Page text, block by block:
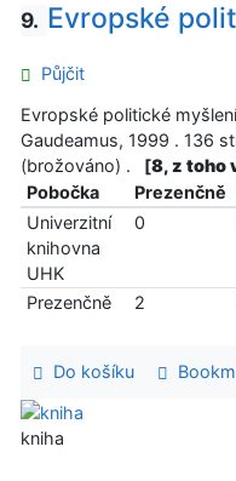
9. Evropské
Půjčit
Evropské politické
Gaudeamus, 1999 . 136
(brožováno) .
[8, z toho
Pobočka
Prezenčně
Univerzitní
knihovna
UHK
0
Prezenčně 2
Do košíku
kniha